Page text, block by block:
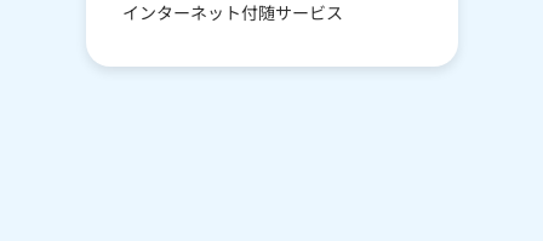
インターネット付随サービス